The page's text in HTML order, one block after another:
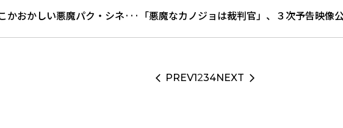
かおかしい悪魔パク・シネ···「悪魔なカノジョは裁判官」、３次予告映像
arrow_back_ios PREV1234NEXT arrow_forward_ios